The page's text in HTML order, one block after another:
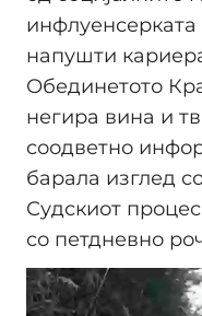
инфлуенсерката
напушти
Обединетото
негира вина и
соодветно
барала изглед
Судскиот
со петдневно